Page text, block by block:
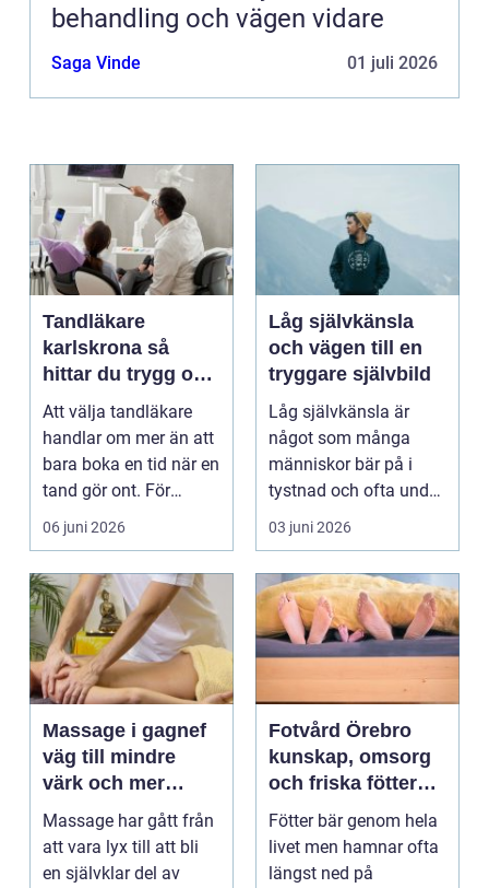
behandling och vägen vidare
Saga Vinde 01 juli 2026
Tandläkare
karlskrona så
hittar du trygg och
långsiktig
tandvård
Att välja tandläkare
handlar om mer än att
bara boka en tid när en
tand gör ont. För
många är tandvå...
06 juni 2026
Låg självkänsla
och vägen till en
tryggare självbild
Låg självkänsla är
något som många
människor bär på i
tystnad och ofta under
lång tid. Många
uppleve...
03 juni 2026
Massage i gagnef
väg till mindre
värk och mer
vardagsenergi
Massage har gått från
att vara lyx till att bli
en självklar del av
Fotvård Örebro
kunskap, omsorg
och friska fötter
året runt
Fötter bär genom hela
livet men hamnar ofta
längst ned på